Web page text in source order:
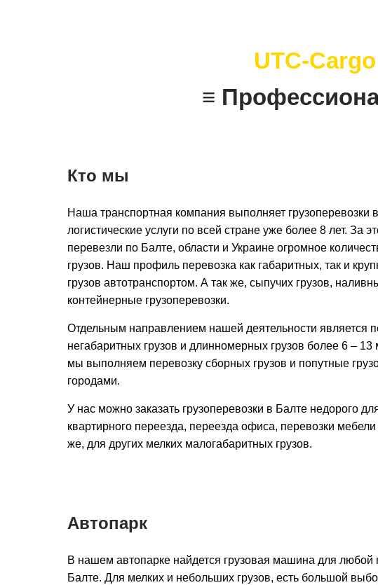
UTC-Cargo
≡
Кто мы
Наша транспортная компания выполняет грузоперевозки
логистические услуги по всей стране уже более 8 лет. За
перевезли по Балте, области и Украине огромное
грузов. Наш профиль перевозка как габаритных, так и
грузов автотранспортом. А так же, сыпучих грузов,
контейнерные грузоперевозки.
Отдельным направлением нашей деятельности является
негабаритных грузов и длинномерных грузов более 6 – 13
мы выполняем перевозку сборных грузов и попутные
городами.
У нас можно заказать грузоперевозки в Балте недорого
квартирного переезда, переезда офиса, перевозки
же, для других мелких малогабаритных грузов.
Автопарк
В нашем автопарке найдется грузовая машина для любой
Балте. Для мелких и небольших грузов, есть большой